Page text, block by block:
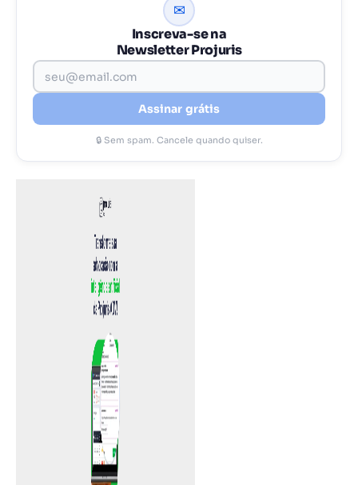
✉
Inscreva-se na
Newsletter Projuris
Assinar grátis
🔒 Sem spam. Cancele quando quiser.